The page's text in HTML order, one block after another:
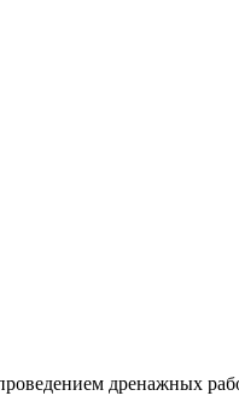
дренажных